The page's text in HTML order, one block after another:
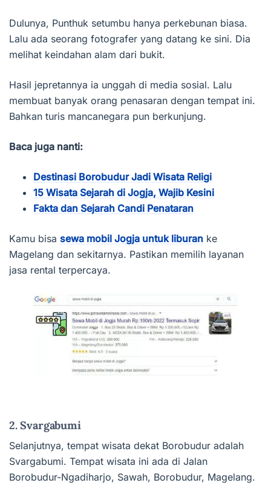
Dulunya, Punthuk setumbu hanya perkebunan biasa.
Lalu ada seorang fotografer yang datang ke sini. Dia
melihat keindahan alam dari bukit.
Hasil jepretannya ia unggah di media sosial. Lalu
membuat banyak orang penasaran dengan tempat ini.
Bahkan turis mancanegara pun berkunjung.
Baca juga nanti:
Destinasi Borobudur Jadi Wisata Religi
15 Wisata Sejarah di Jogja, Wajib Kesini
Fakta dan Sejarah Candi Penataran
Kamu bisa sewa mobil Jogja untuk liburan ke
Magelang dan sekitarnya. Pastikan memilih layanan
jasa rental terpercaya.
2. Svargabumi
Selanjutnya, tempat wisata dekat Borobudur adalah
Svargabumi. Tempat wisata ini ada di Jalan
Borobudur-Ngadiharjo, Sawah, Borobudur, Magelang.